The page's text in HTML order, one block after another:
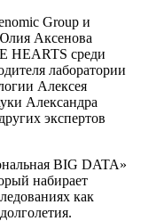
Group и
Аксенова
HEARTS среди
лаборатории
Алексея
Александра
экспертов
BIG DATA»
набирает
как